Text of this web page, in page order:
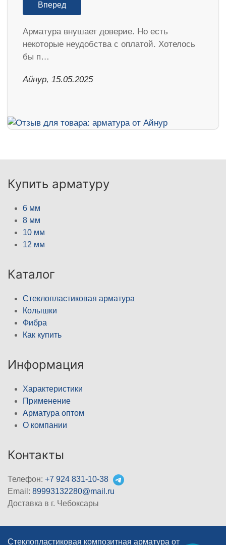
Вперед
Арматура внушает доверие. Но есть
некоторые неудобства с оплатой. Хотелось
бы п…
Айнур, 15.05.2025
Купить арматуру
6 мм
8 мм
10 мм
12 мм
Каталог
Стеклопластиковая арматура
Колышки
Фибра
Как купить
Информация
Характеристики
Применение
Арматура оптом
О компании
Контакты
Телефон: +7 924 831-10-38
Email: 89993132280@mail.ru
Доставка в г. Чебоксары
Стеклопластиковая композитная арматура от